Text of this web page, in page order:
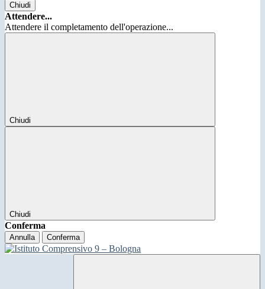
Chiudi
Attendere...
Attendere il completamento dell'operazione...
Chiudi
Chiudi
Conferma
Annulla Conferma